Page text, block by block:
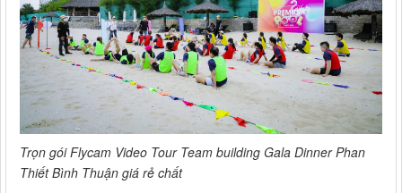
Trọn gói Flycam Video Tour Team building Gala Dinner Phan
Thiết Bình Thuận giá rẻ chất